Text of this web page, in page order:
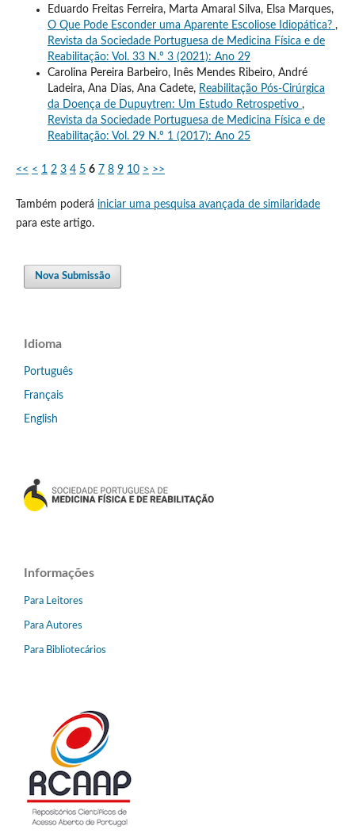
Eduardo Freitas Ferreira, Marta Amaral Silva, Elsa Marques,
O Que Pode Esconder uma Aparente Escoliose Idiopática? ,
Revista da Sociedade Portuguesa de Medicina Física e de
Reabilitação: Vol. 33 N.º 3 (2021): Ano 29
Carolina Pereira Barbeiro, Inês Mendes Ribeiro, André
Ladeira, Ana Dias, Ana Cadete, Reabilitação Pós-Cirúrgica
da Doença de Dupuytren: Um Estudo Retrospetivo ,
Revista da Sociedade Portuguesa de Medicina Física e de
Reabilitação: Vol. 29 N.º 1 (2017): Ano 25
<< < 1 2 3 4 5 6 7 8 9 10 > >>
Também poderá iniciar uma pesquisa avançada de similaridade
para este artigo.
Nova Submissão
Idioma
Português
Français
English
Informações
Para Leitores
Para Autores
Para Bibliotecários